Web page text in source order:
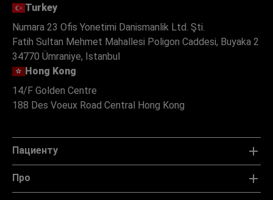
Turkey
Numara 23 Ofis Yonetimi Danismanlik Ltd. Şti.
Fatih Sultan Mehmet Mahallesi Poligon Caddesi, Buyaka 2
34770 Ümraniye, Istanbul
Hong Kong
14/F Golden Centre
188 Des Voeux Road Central Hong Kong
Пациенту
Про